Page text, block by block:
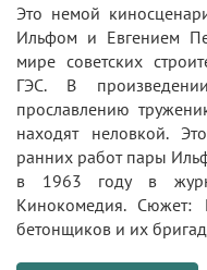
Это немой
Ильфом и Евгением
мире советских
ГЭС. В
прославлению
находят неловкой.
ранних работ пары
в 1963 году в
Кинокомедия. Сюжет:
бетонщиков и их